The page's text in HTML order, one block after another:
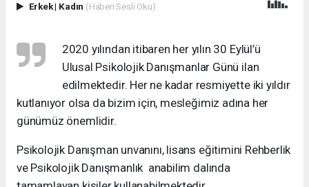
Erkek| Kadın (Haberi Sesli Oku)
2020 yılından itibaren her yılın 30 Eylül’ü
Ulusal Psikolojik Danışmanlar Günü ilan
edilmektedir. Her ne kadar resmiyette iki yıldır
kutlanıyor olsa da bizim için, mesleğimiz adına her
günümüz önemlidir.
Psikolojik Danışman unvanını, lisans eğitimini Rehberlik
ve Psikolojik Danışmanlık anabilim dalında